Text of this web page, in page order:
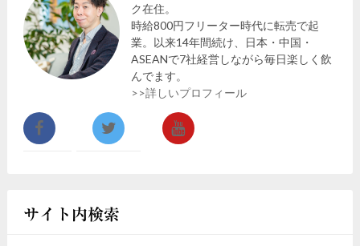
ク在住。
時給800円フリーター時代に転売で起
業。以来14年間続け、日本・中国・
ASEANで7社経営しながら毎日楽しく飲
んでます。
>>詳しいプロフィール
サイト内検索